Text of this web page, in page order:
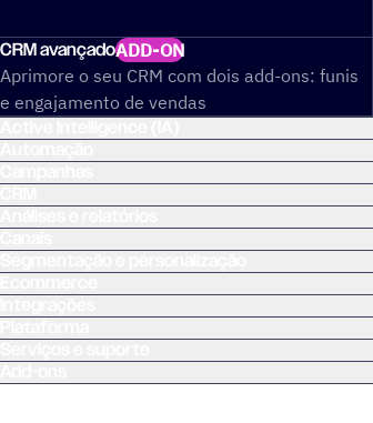
CRM avançadoADD-ON
Aprimore o seu CRM com dois add-ons: funis
e engajamento de vendas